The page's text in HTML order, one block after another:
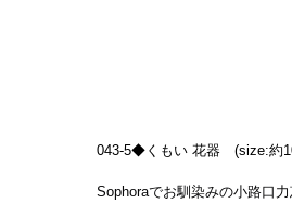
043-5◆くもい 花器　(size:約
Sophoraでお馴染みの小路口力